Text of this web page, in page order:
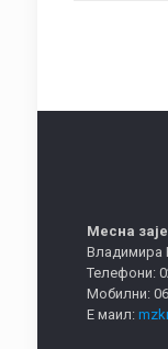
Месна
Владимира
Телефони:
Мобилни:
Е маил: